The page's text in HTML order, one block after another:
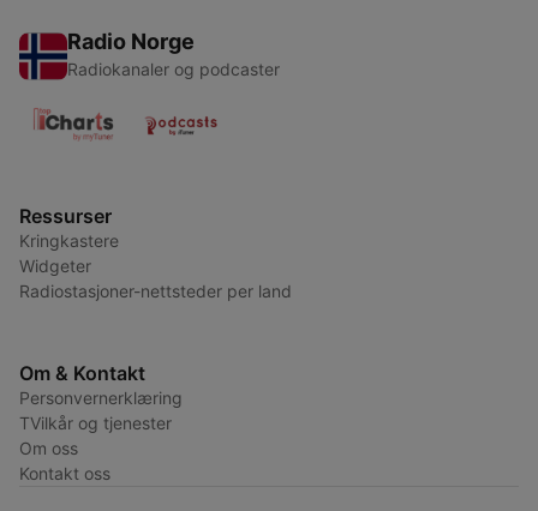
Radio Norge
Radiokanaler og podcaster
Ressurser
Kringkastere
Widgeter
Radiostasjoner-nettsteder per land
Om & Kontakt
Personvernerklæring
TVilkår og tjenester
Om oss
Kontakt oss